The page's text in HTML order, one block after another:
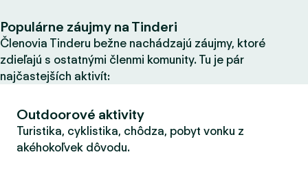
Populárne záujmy na Tinderi
Členovia Tinderu bežne nachádzajú záujmy, ktoré
zdieľajú s ostatnými členmi komunity. Tu je pár
najčastejších aktivít:
Outdoorové aktivity
Turistika, cyklistika, chôdza, pobyt vonku z
akéhokoľvek dôvodu.